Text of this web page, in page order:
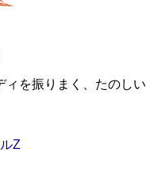
ィを振りまく、たのしい
Z